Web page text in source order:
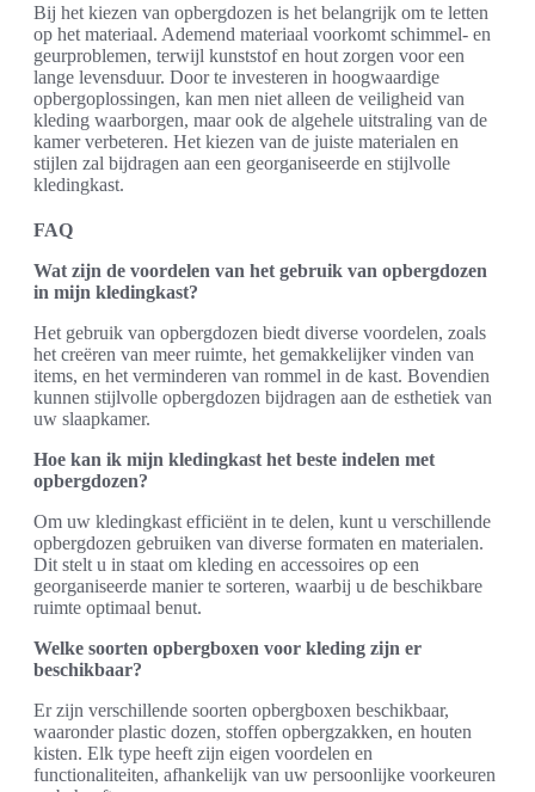
Bij het kiezen van opbergdozen is het belangrijk om te letten
op het materiaal. Ademend materiaal voorkomt schimmel- en
geurproblemen, terwijl kunststof en hout zorgen voor een
lange levensduur. Door te investeren in hoogwaardige
opbergoplossingen, kan men niet alleen de veiligheid van
kleding waarborgen, maar ook de algehele uitstraling van de
kamer verbeteren. Het kiezen van de juiste materialen en
stijlen zal bijdragen aan een georganiseerde en stijlvolle
kledingkast.
FAQ
Wat zijn de voordelen van het gebruik van opbergdozen
in mijn kledingkast?
Het gebruik van opbergdozen biedt diverse voordelen, zoals
het creëren van meer ruimte, het gemakkelijker vinden van
items, en het verminderen van rommel in de kast. Bovendien
kunnen stijlvolle opbergdozen bijdragen aan de esthetiek van
uw slaapkamer.
Hoe kan ik mijn kledingkast het beste indelen met
opbergdozen?
Om uw kledingkast efficiënt in te delen, kunt u verschillende
opbergdozen gebruiken van diverse formaten en materialen.
Dit stelt u in staat om kleding en accessoires op een
georganiseerde manier te sorteren, waarbij u de beschikbare
ruimte optimaal benut.
Welke soorten opbergboxen voor kleding zijn er
beschikbaar?
Er zijn verschillende soorten opbergboxen beschikbaar,
waaronder plastic dozen, stoffen opbergzakken, en houten
kisten. Elk type heeft zijn eigen voordelen en
functionaliteiten, afhankelijk van uw persoonlijke voorkeuren